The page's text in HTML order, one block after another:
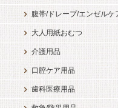
腹帯/ドレープ/エンゼルケ
大人用紙おむつ
介護用品
口腔ケア用品
歯科医療用品